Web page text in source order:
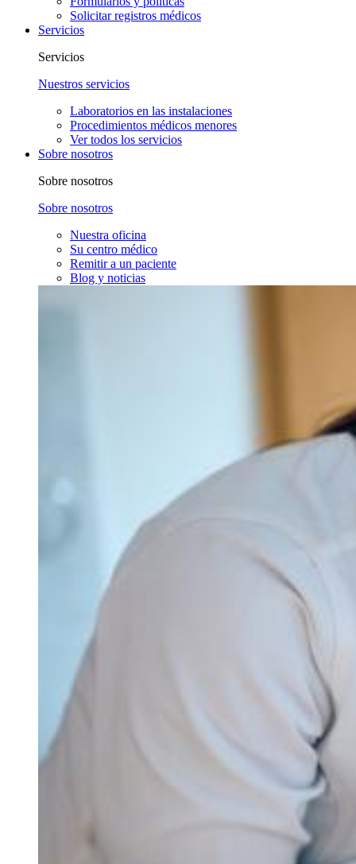
Solicitar registros médicos
Servicios
Servicios
Nuestros servicios
Laboratorios en las instalaciones
Procedimientos médicos menores
Ver todos los servicios
Sobre nosotros
Sobre nosotros
Sobre nosotros
Nuestra oficina
Su centro médico
Remitir a un paciente
Blog y noticias